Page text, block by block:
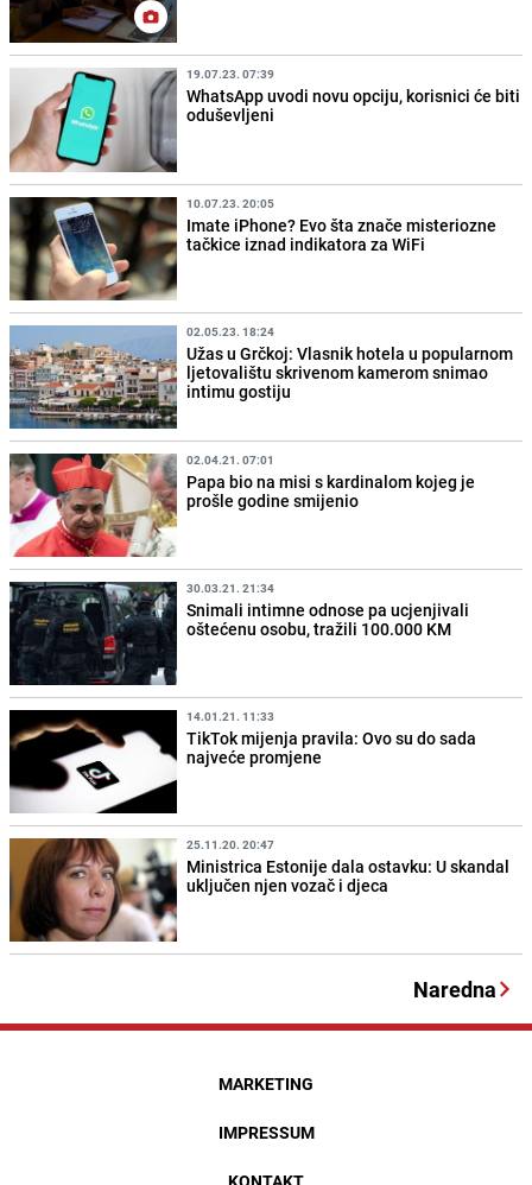
19.07.23. 07:39
WhatsApp uvodi novu opciju, korisnici će biti
oduševljeni
10.07.23. 20:05
Imate iPhone? Evo šta znače misteriozne
tačkice iznad indikatora za WiFi
02.05.23. 18:24
Užas u Grčkoj: Vlasnik hotela u popularnom
ljetovalištu skrivenom kamerom snimao
intimu gostiju
02.04.21. 07:01
Papa bio na misi s kardinalom kojeg je
prošle godine smijenio
30.03.21. 21:34
Snimali intimne odnose pa ucjenjivali
oštećenu osobu, tražili 100.000 KM
14.01.21. 11:33
TikTok mijenja pravila: Ovo su do sada
najveće promjene
25.11.20. 20:47
Ministrica Estonije dala ostavku: U skandal
uključen njen vozač i djeca
Naredna
MARKETING
IMPRESSUM